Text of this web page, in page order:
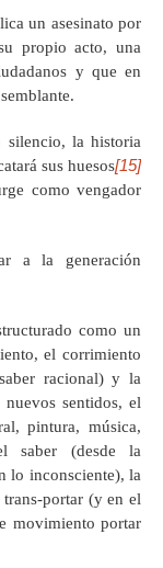
un asesinato por
propio acto, una
y que en
silencio, la historia
sus huesos[15]
como vengador
a la generación
como un
el corrimiento
racional) y la
sentidos, el
pintura, música,
saber (desde la
lo inconsciente), la
trans-portar (y en el
movimiento portar